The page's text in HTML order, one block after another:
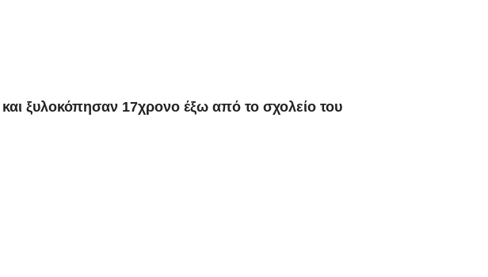
ξυλοκόπησαν 17χρονο έξω από το σχολείο του